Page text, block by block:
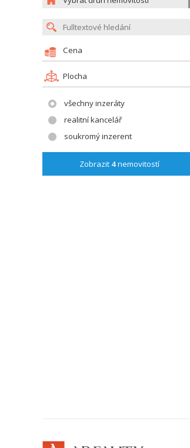
Cena
Plocha
všechny inzeráty
realitní kancelář
soukromý inzerent
Zobrazit 4nemovitostí